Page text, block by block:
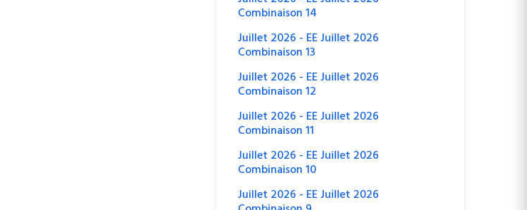
Combinaison 14
Juillet 2026 - EE Juillet 2026
Combinaison 13
Juillet 2026 - EE Juillet 2026
Combinaison 12
Juillet 2026 - EE Juillet 2026
Combinaison 11
Juillet 2026 - EE Juillet 2026
Combinaison 10
Juillet 2026 - EE Juillet 2026